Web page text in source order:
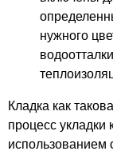
нужного
Кладка как
процесс укладки
использованием